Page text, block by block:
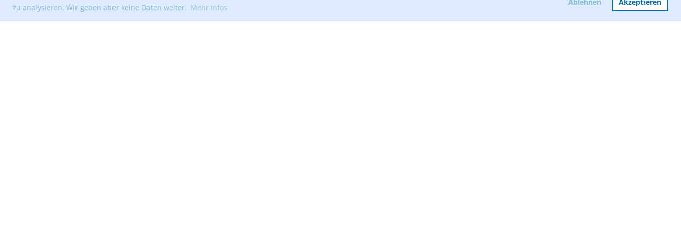
zu analysieren. Wir geben aber keine Daten weiter. Mehr Infos